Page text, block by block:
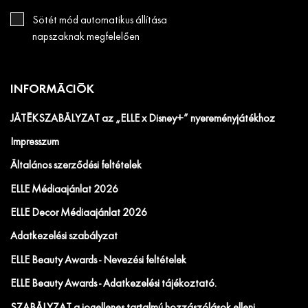
Sötét mód automatikus állítása
napszaknak megfelelően
INFORMÁCIÓK
JÁTÉKSZABÁLYZAT az „ELLE x Disney+” nyereményjátékhoz
Impresszum
Általános szerződési feltételek
ELLE Médiaajánlat 2026
ELLE Decor Médiaajánlat 2026
Adatkezelési szabályzat
ELLE Beauty Awards - Nevezési feltételek
ELLE Beauty Awards - Adatkezelési tájékoztató.